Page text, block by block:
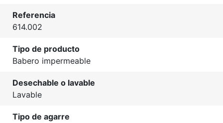
Referencia
614.002
Tipo de producto
Babero impermeable
Desechable o lavable
Lavable
Tipo de agarre